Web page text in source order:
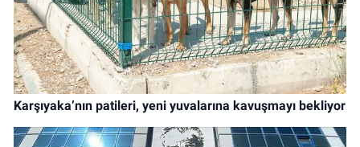
Karşıyaka’nın patileri, yeni yuvalarına kavuşmayı bekliyor